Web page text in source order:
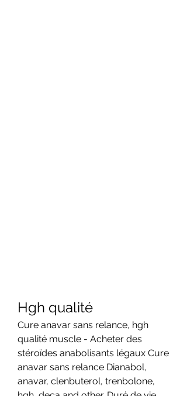
Hgh qualité
Cure anavar sans relance, hgh
qualité muscle - Acheter des
stéroïdes anabolisants légaux Cure
anavar sans relance Dianabol,
anavar, clenbuterol, trenbolone,